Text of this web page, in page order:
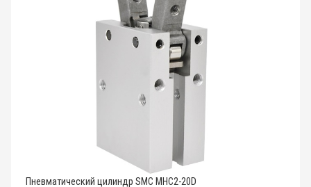
Пневматический цилиндр SMC MHC2-20D